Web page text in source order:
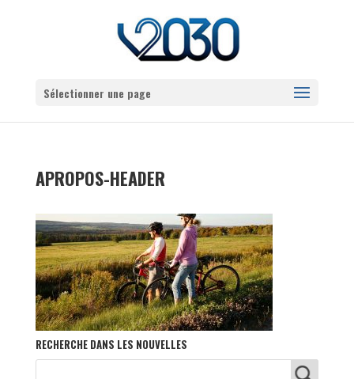
Sélectionner une page
APROPOS-HEADER
RECHERCHE DANS LES NOUVELLES